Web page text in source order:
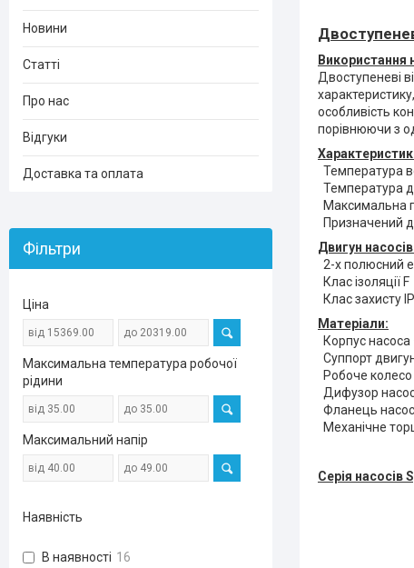
Використання
Двоступеневі
особливість
порівнюючи з
Температура
Температура
Максимальна
Призначений
Двигун
2-х полюсний
Клас ізоляції F
Клас захисту
Матеріали:
Корпус
Суппорт
Робоче
Дифузор
Фланець
Механічне
Серія насосів
Новини
Статті
Про нас
Відгуки
Доставка та оплата
Фільтри
Ціна
Максимальна температура робочої
рідини
Максимальний напір
Наявність
В наявності 16